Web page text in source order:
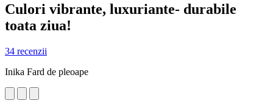
Culori vibrante, luxuriante- durabile
toata ziua!
34 recenzii
Inika Fard de pleoape